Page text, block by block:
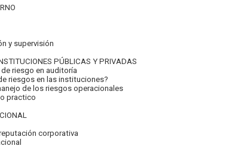
y supervisión
PÚBLICAS Y PRIVADAS
riesgo en auditoría
riesgos en las instituciones?
de los riesgos operacionales
practico
corporativa